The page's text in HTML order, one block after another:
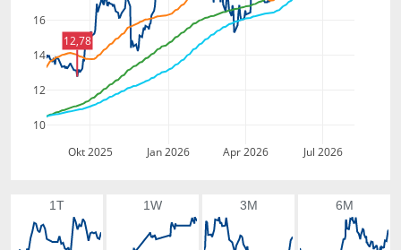
Okt 2025 Jan 2026 Apr 2026 Jul 2026
10
12
14
16
12,78
1T 1W 3M 6M